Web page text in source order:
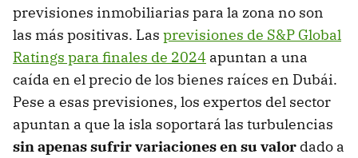
previsiones inmobiliarias para la zona no son
las más positivas. Las previsiones de S&P Global
Ratings para finales de 2024 apuntan a una
caída en el precio de los bienes raíces en Dubái.
Pese a esas previsiones, los expertos del sector
apuntan a que la isla soportará las turbulencias
sin apenas sufrir variaciones en su valor dado a